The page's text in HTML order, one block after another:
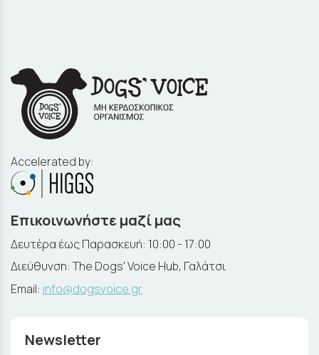
Accelerated by:
Επικοινωνήστε μαζί μας
Δευτέρα έως Παρασκευή: 10:00 - 17:00
Διεύθυνση: The Dogs' Voice Hub, Γαλάτσι
Email: info@dogsvoice.gr
Newsletter